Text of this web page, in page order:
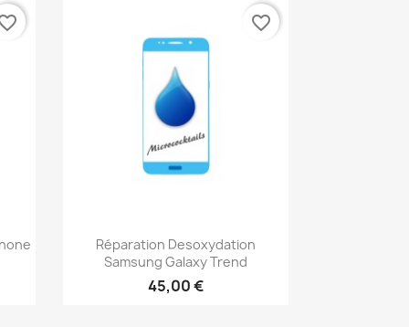
Aperçu rapide
Réparation Desoxydation
Samsung Galaxy Trend
45,00 €
favorite_border